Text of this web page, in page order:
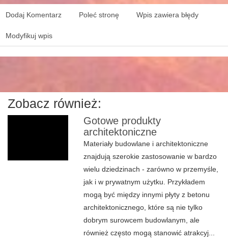
Dodaj Komentarz Poleć stronę Wpis zawiera błędy
Modyfikuj wpis
Zobacz również:
Gotowe produkty
architektoniczne
Materiały budowlane i architektoniczne
znajdują szerokie zastosowanie w bardzo
wielu dziedzinach - zarówno w przemyśle,
jak i w prywatnym użytku. Przykładem
mogą być między innymi płyty z betonu
architektonicznego, które są nie tylko
dobrym surowcem budowlanym, ale
również często mogą stanowić atrakcyj...